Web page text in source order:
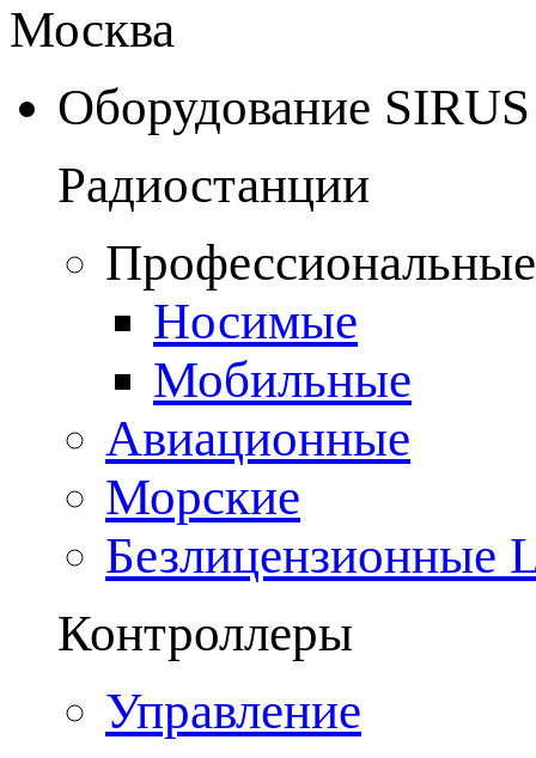
Москва
Оборудование SIRUS
Радиостанции
Носимые
Мобильные
Авиационные
Морские
Безлицензионные
Контроллеры
Управление